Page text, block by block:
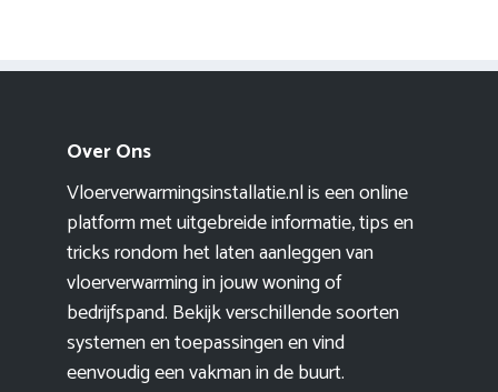
Over Ons
Vloerverwarmingsinstallatie.nl is een online
platform met uitgebreide informatie, tips en
tricks rondom het laten aanleggen van
vloerverwarming in jouw woning of
bedrijfspand. Bekijk verschillende soorten
systemen en toepassingen en vind
eenvoudig een vakman in de buurt.